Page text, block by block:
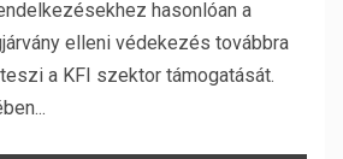
hasonlóan a
elleni védekezés továbbra
a KFI szektor támogatását.